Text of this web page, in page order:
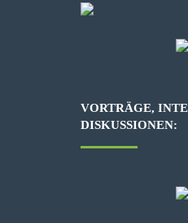
VORTRÄGE,
DISKUSSIONEN: